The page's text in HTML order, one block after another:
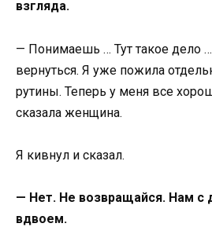
взгляда.
— Понимаешь … Тут такое дело
вернуться. Я уже пожила
рутины. Теперь у меня все
сказала женщина.
Я кивнул и сказал.
— Нет. Не возвращайся. Нам с
вдвоем.